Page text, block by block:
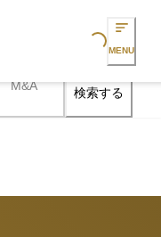
Loading...MENU
M&A 検索する